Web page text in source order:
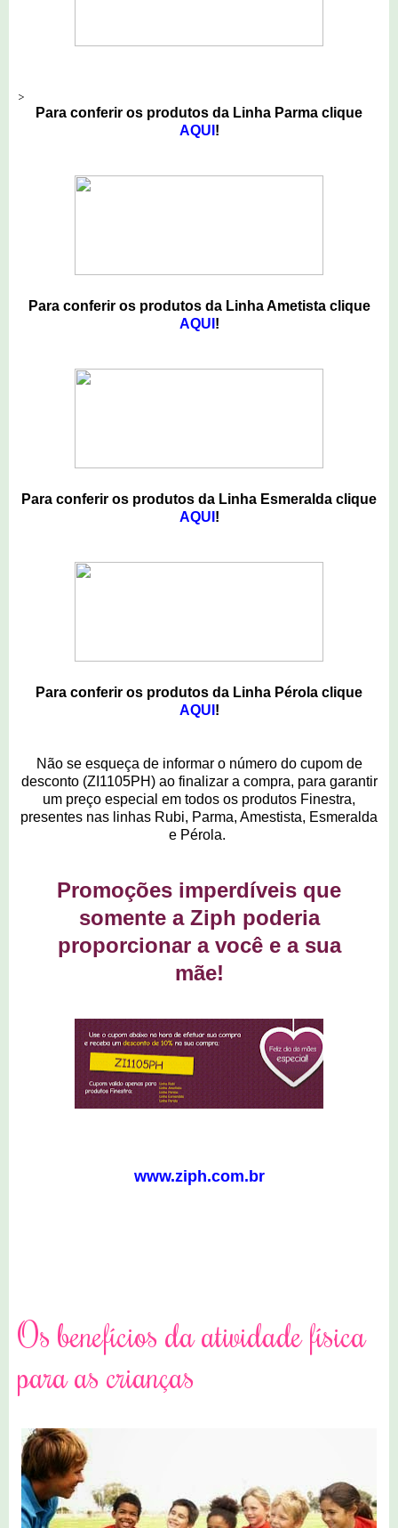
>
Para conferir os produtos da Linha Parma clique
AQUI !
Para conferir os produtos da Linha Ametista clique
AQUI !
Para conferir os produtos da Linha Esmeralda clique
AQUI !
Para conferir os produtos da Linha Pérola clique
AQUI !
Não se esqueça de informar o número do cupom de
desconto (ZI1105PH) ao finalizar a compra, para garantir
um preço especial em todos os produtos Finestra,
presentes nas linhas Rubi, Parma, Amestista, Esmeralda
e Pérola.
Promoções imperdíveis que
somente a Ziph poderia
proporcionar a você e a sua
mãe!
www.ziph.com.br
Os benefícios da atividade física
para as crianças